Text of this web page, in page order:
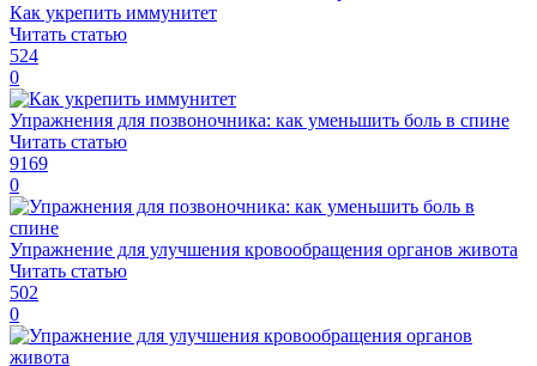
Как укрепить иммунитет
Читать статью
524
0
Упражнения для позвоночника: как уменьшить боль в спине
Читать статью
9169
0
Упражнение для улучшения кровообращения органов живота
Читать статью
502
0